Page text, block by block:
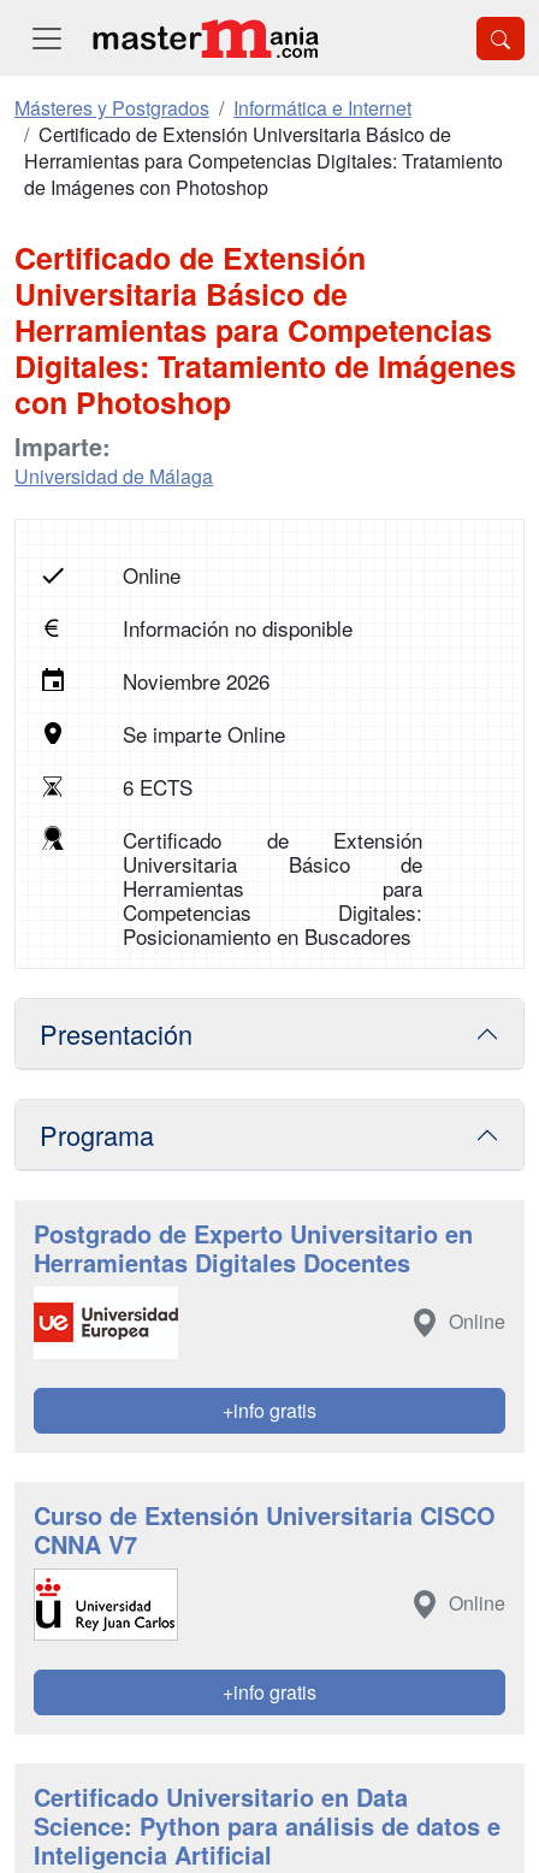
Másteres y Postgrados
Informática e Internet
Certificado de Extensión Universitaria Básico de
Herramientas para Competencias Digitales: Tratamiento
de Imágenes con Photoshop
Certificado de Extensión
Universitaria Básico de
Herramientas para Competencias
Digitales: Tratamiento de Imágenes
con Photoshop
Imparte:
Universidad de Málaga
Online
Información no disponible
Noviembre 2026
Se imparte Online
6 ECTS
Certificado de Extensión
Universitaria Básico de
Herramientas para
Competencias Digitales:
Posicionamiento en Buscadores
Presentación
Programa
Postgrado de Experto Universitario en
Herramientas Digitales Docentes
Online
+info gratis
Curso de Extensión Universitaria CISCO
CNNA V7
Online
+info gratis
Certificado Universitario en Data
Science: Python para análisis de datos e
Inteligencia Artificial